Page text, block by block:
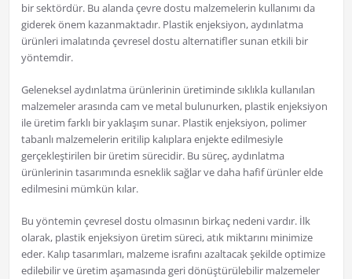
bir sektördür. Bu alanda çevre dostu malzemelerin kullanımı da
giderek önem kazanmaktadır. Plastik enjeksiyon, aydınlatma
ürünleri imalatında çevresel dostu alternatifler sunan etkili bir
yöntemdir.
Geleneksel aydınlatma ürünlerinin üretiminde sıklıkla kullanılan
malzemeler arasında cam ve metal bulunurken, plastik enjeksiyon
ile üretim farklı bir yaklaşım sunar. Plastik enjeksiyon, polimer
tabanlı malzemelerin eritilip kalıplara enjekte edilmesiyle
gerçekleştirilen bir üretim sürecidir. Bu süreç, aydınlatma
ürünlerinin tasarımında esneklik sağlar ve daha hafif ürünler elde
edilmesini mümkün kılar.
Bu yöntemin çevresel dostu olmasının birkaç nedeni vardır. İlk
olarak, plastik enjeksiyon üretim süreci, atık miktarını minimize
eder. Kalıp tasarımları, malzeme israfını azaltacak şekilde optimize
edilebilir ve üretim aşamasında geri dönüştürülebilir malzemeler